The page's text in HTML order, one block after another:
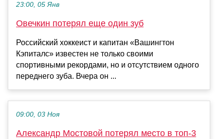
23:00, 05 Янв
Овечкин потерял еще один зуб
Российский хоккеист и капитан «Вашингтон
Кэпиталс» известен не только своими
спортивными рекордами, но и отсутствием одного
переднего зуба. Вчера он ...
09:00, 03 Ноя
Александр Мостовой потерял место в топ‑3